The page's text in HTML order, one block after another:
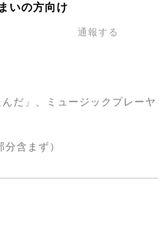
いの方向け
通報する
だ」、ミュージックプレーヤ
含まず）